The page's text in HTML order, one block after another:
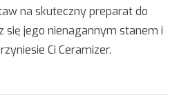
na skuteczny preparat do
się jego nienagannym stanem i
Ci Ceramizer.